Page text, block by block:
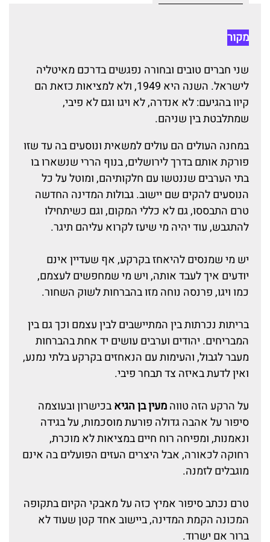
מקור
שני חברים טובים ובחורה נפגשים בדרכם מאיטליה
לישראל. השנה היא 1949, ולא למציאות כזאת הם
קיוו בהגיעם: לא אנדרה, לא ויגו וגם לא פיבי,
שמתלבטת בין שניהם.
במחנה העולים הם עולים למשאית ונוסעים בה עד שזו
פורקת אותם בדרך לירושלים, בנוף הררי שנשארו בו
בתי הערבים שננטשו עם חלקותיהם, ומוטל על כל
הנוסעים להקים שם יישוב. גבולות המדינה החדשה
טרם התבססו, גם לא כללי המקום, וגם כשיתחילו
להתגבש, עוד יהיה מי שיעז לקרוא עליהם תיגר.
יש מי שמנסים להיאחז בקרקע, אף שעדיין אינם
יודעים איך לעבד אותה, ויש מי שמחפשים לעצמם,
כמו ויגו, פרנסה נוחה מזו בהברחות לשוק השחור.
בריתות נכרתות בין המתיישבים לבין עצמם וכך גם בין
המבריחים. יהודים וערבים עושים יד אחת בהברחות
מעבר לגבול, והעימות עם הנאחזים בקרקע בלתי נמנע,
ואין לדעת באיזה צד תבחר פיבי.
על הרקע הזה טווהמעין בן הגיאבכישרון ובעוצמה
סיפור על אהבה גדולה פורעת מוסכמות, על בגידה
ונאמנות, ומפיחה רוח חיים במציאות לא מוכרת,
רחוקה לכאורה, אבל היצרים העזים הפועלים בה אינם
מוגבלים לזמנה.
טרם נכתב סיפור אמיץ כזה על מאבקי הקיום בתקופה
המכונה הקמת המדינה, ביישוב אחד קטן שעוד לא
ברור אם ישרוד.